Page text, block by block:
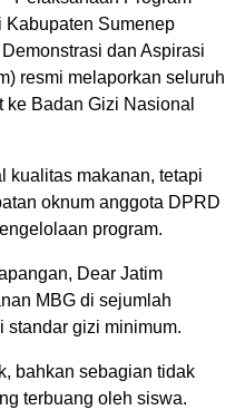
Kabupaten Sumenep
dan Aspirasi
resmi melaporkan seluruh
Badan Gizi Nasional
kualitas makanan, tetapi
oknum anggota DPRD
program.
Dear Jatim
MBG di sejumlah
standar gizi minimum.
bahkan sebagian tidak
terbuang oleh siswa.